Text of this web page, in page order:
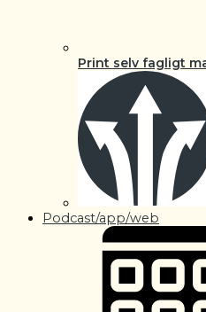
Print selv fagligt
Podcast/app/web